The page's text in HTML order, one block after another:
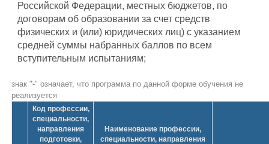
Российской Федерации, местных бюджетов, по
договорам об образовании за счет средств
физических и (или) юридических лиц) с указанием
средней суммы набранных баллов по всем
вступительным испытаниям;
знак "-" означает, что программа по данной форме обучения не
реализуется
Код профессии,
специальности,
направления
подготовки,
Наименование профессии,
специальности, направления